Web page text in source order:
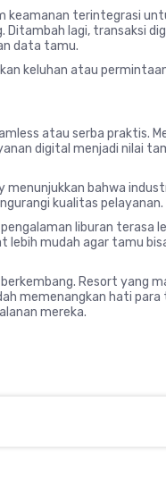
keamanan terintegrasi
lagi, transaksi
data tamu.
keluhan atau
atau serba praktis.
digital menjadi nilai
menunjukkan bahwa
kualitas pelayanan.
liburan terasa
lebih mudah agar tamu
Resort yang
memenangkan hati para
mereka.